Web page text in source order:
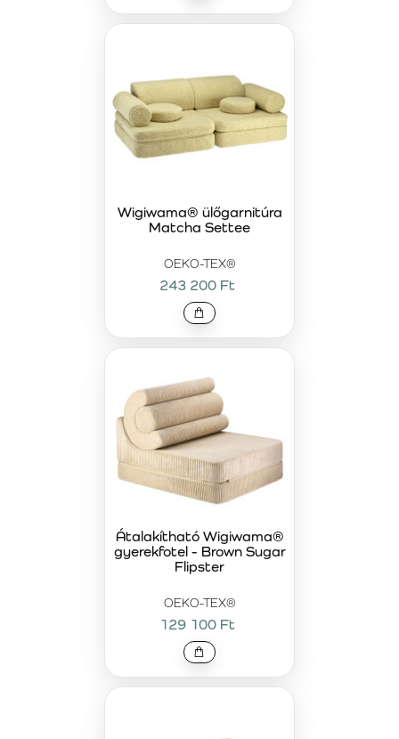
OEKO-TEX®
Wigiwama® ülőgarnitúra
Matcha Settee
243 200 Ft
OEKO-TEX®
Átalakítható Wigiwama®
gyerekfotel - Brown Sugar
Flipster
129 100 Ft